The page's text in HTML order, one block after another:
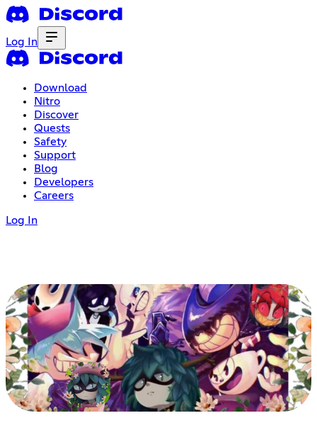
Log In
Download
Nitro
Discover
Quests
Safety
Support
Blog
Developers
Careers
Log In